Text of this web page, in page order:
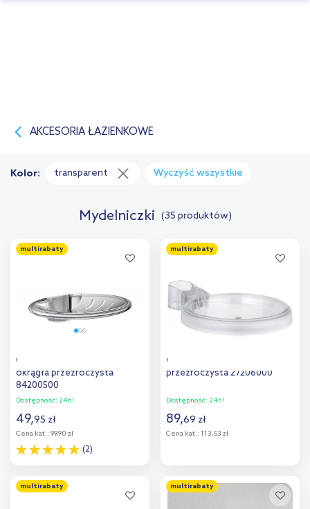
AKCESORIA ŁAZIENKOWE
Mydelniczki (35 produktów)
Kolor: transparent Wyczyść wszystkie
multirabaty
Oltens Aby mydelniczka
okrągła przezroczysta
84200500
Dostępność: 24h!
49,95 zł
Cena kat.: 99,90 zł
(2)
Dodaj do
multirabaty
Grohe Relexa mydelniczka
przezroczysta 27206000
Dostępność: 24h!
89,69 zł
Cena kat.: 113,53 zł
Dodaj do
multirabaty multirabaty